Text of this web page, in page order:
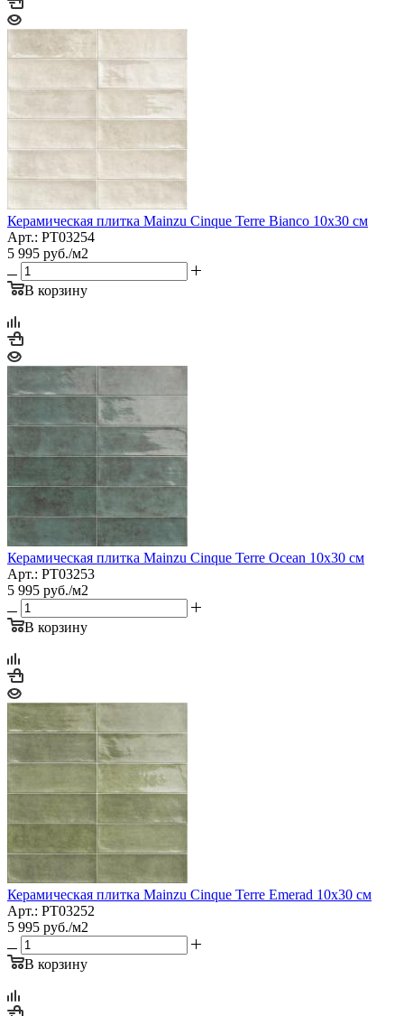
Керамическая плитка Mainzu Cinque Terre Bianco 10x30 см
Арт.: PT03254
5 995 руб./м2
В корзину
Керамическая плитка Mainzu Cinque Terre Ocean 10x30 см
Арт.: PT03253
5 995 руб./м2
В корзину
Керамическая плитка Mainzu Cinque Terre Emerad 10x30 см
Арт.: PT03252
5 995 руб./м2
В корзину